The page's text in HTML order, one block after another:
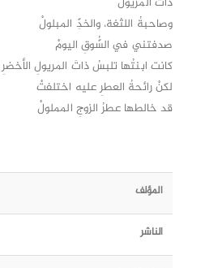
وصاحبةُ اللثغة، والخدِّ المبلولْ
صدفتني في السُّوقِ اليومْ
كانت ابنتُها تلبسُ ذاتَ المريولِ الأخضرِ
لكنْ رائحةُ العطرِ عليه اختلفتْ
قد خالطها عطرُ الزوجِ المملولْ
المؤلف
الناشر